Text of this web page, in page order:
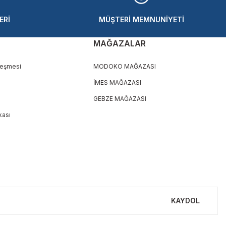
MÜŞTERİ MEMNUNİYETİ
MAĞAZALAR
MODOKO MAĞAZASI
İMES MAĞAZASI
GEBZE MAĞAZASI
KAYDOL